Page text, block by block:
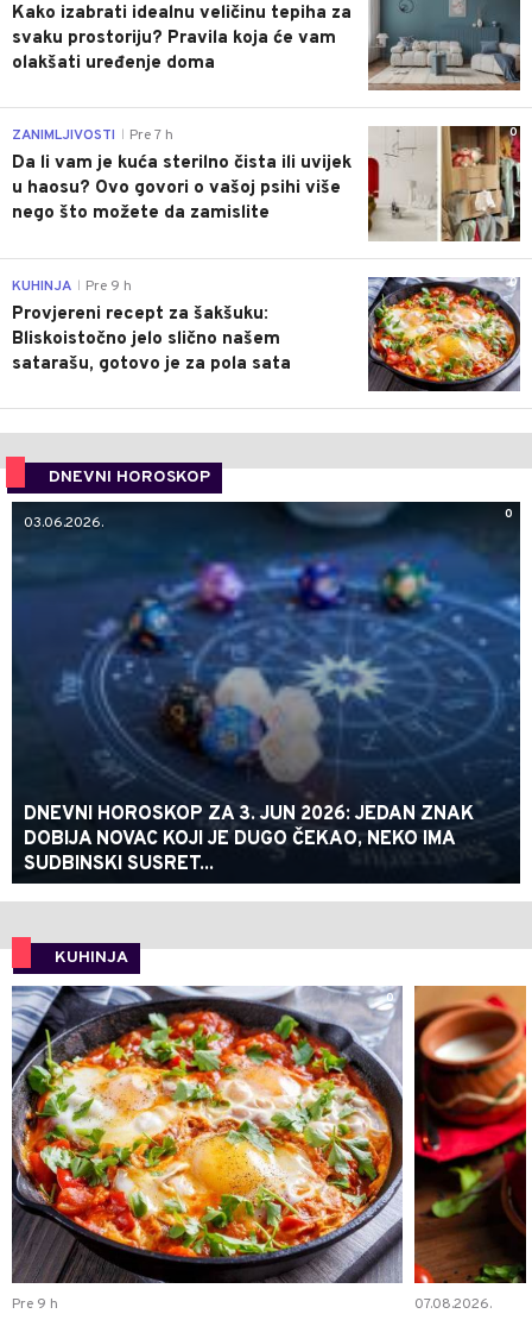
Kako izabrati idealnu veličinu tepiha za
svaku prostoriju? Pravila koja će vam
olakšati uređenje doma
0
ZANIMLJIVOSTI Pre 7 h
Da li vam je kuća sterilno čista ili uvijek
u haosu? Ovo govori o vašoj psihi više
nego što možete da zamislite
0
KUHINJA Pre 9 h
Provjereni recept za šakšuku:
Bliskoistočno jelo slično našem
satarašu, gotovo je za pola sata
DNEVNI HOROSKOP
0
03.06.2026.
DNEVNI HOROSKOP ZA 3. JUN 2026: JEDAN ZNAK
DOBIJA NOVAC KOJI JE DUGO ČEKAO, NEKO IMA
SUDBINSKI SUSRET...
KUHINJA
0
Pre 9 h 07.08.2026.